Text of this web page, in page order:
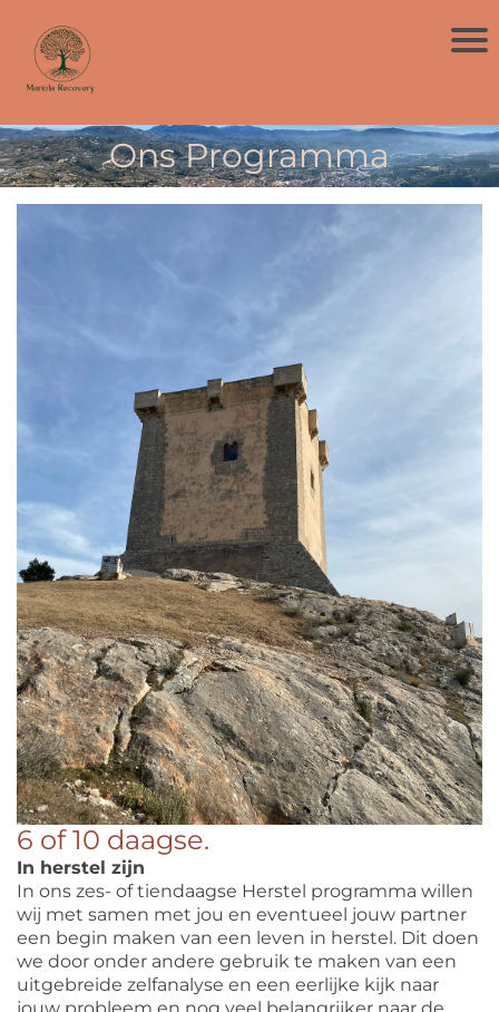
Ons Programma
6 of 10 daagse.
In herstel zijn
In ons zes- of tiendaagse Herstel programma willen
wij met samen met jou en eventueel jouw partner
een begin maken van een leven in herstel. Dit doen
we door onder andere gebruik te maken van een
uitgebreide zelfanalyse en een eerlijke kijk naar